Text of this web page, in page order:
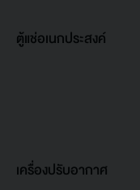
ตู้แช่อเนกประสงค์
เครื่องปรับอากาศ